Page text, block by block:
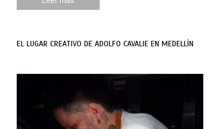
EL LUGAR CREATIVO DE ADOLFO CAVALIE EN MEDELLÍN